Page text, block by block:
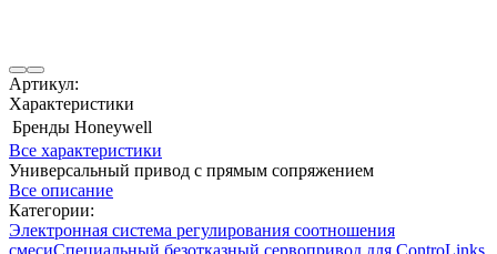
Артикул:
Характеристики
Бренды Honeywell
Все характеристики
Универсальный привод с прямым сопряжением
Все описание
Категории:
Электронная система регулирования соотношения
смесиСпециальный безотказный сервопривод для ControLinks